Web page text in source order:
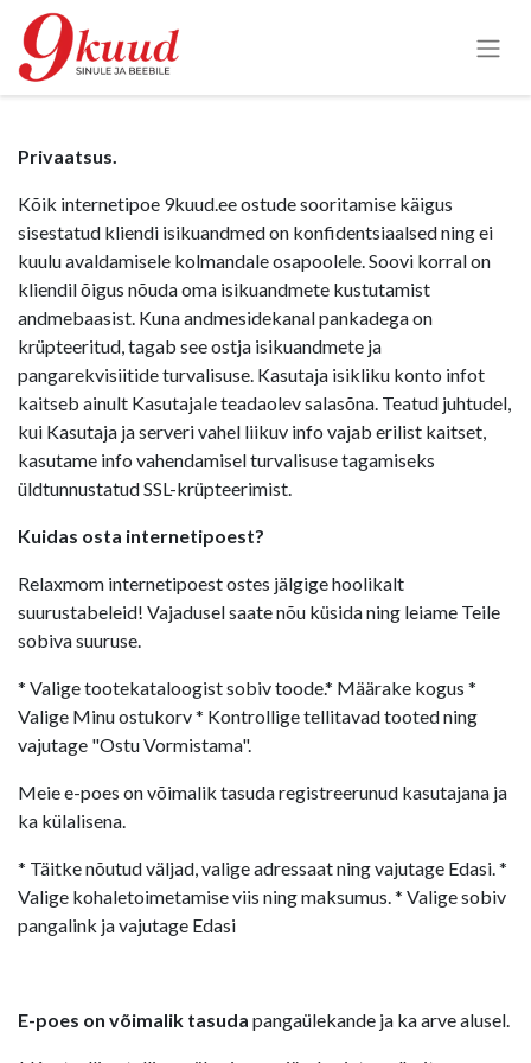
Privaatsus.
Kõik internetipoe 9kuud.ee ostude sooritamise käigus
sisestatud kliendi isikuandmed on konfidentsiaalsed ning ei
kuulu avaldamisele kolmandale osapoolele. Soovi korral on
kliendil õigus nõuda oma isikuandmete kustutamist
andmebaasist. Kuna andmesidekanal pankadega on
krüpteeritud, tagab see ostja isikuandmete ja
pangarekvisiitide turvalisuse. Kasutaja isikliku konto infot
kaitseb ainult Kasutajale teadaolev salasõna. Teatud juhtudel,
kui Kasutaja ja serveri vahel liikuv info vajab erilist kaitset,
kasutame info vahendamisel turvalisuse tagamiseks
üldtunnustatud SSL-krüpteerimist.
Kuidas osta internetipoest?
Relaxmom internetipoest ostes jälgige hoolikalt
suurustabeleid! Vajadusel saate nõu küsida ning leiame Teile
sobiva suuruse.
* Valige tootekataloogist sobiv toode.* Määrake kogus *
Valige Minu ostukorv * Kontrollige tellitavad tooted ning
vajutage "Ostu Vormistama".
Meie e-poes on võimalik tasuda registreerunud kasutajana ja
ka külalisena.
* Täitke nõutud väljad, valige adressaat ning vajutage Edasi. *
Valige kohaletoimetamise viis ning maksumus. * Valige sobiv
pangalink ja vajutage Edasi
E-poes on võimalik tasuda pangaülekande ja ka arve alusel.